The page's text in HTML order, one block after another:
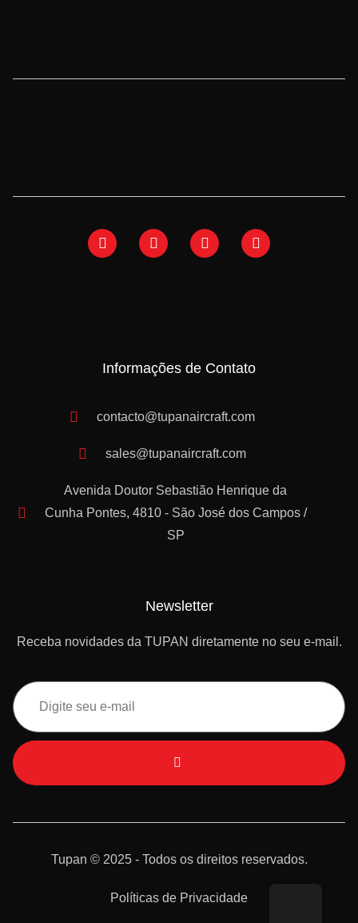
Informações de Contato
contacto@tupanaircraft.com
sales@tupanaircraft.com
Avenida Doutor Sebastião Henrique da
Cunha Pontes, 4810 - São José dos Campos /
SP
Newsletter
Receba novidades da TUPAN diretamente no seu e-mail.
Tupan © 2025 - Todos os direitos reservados.
Políticas de Privacidade